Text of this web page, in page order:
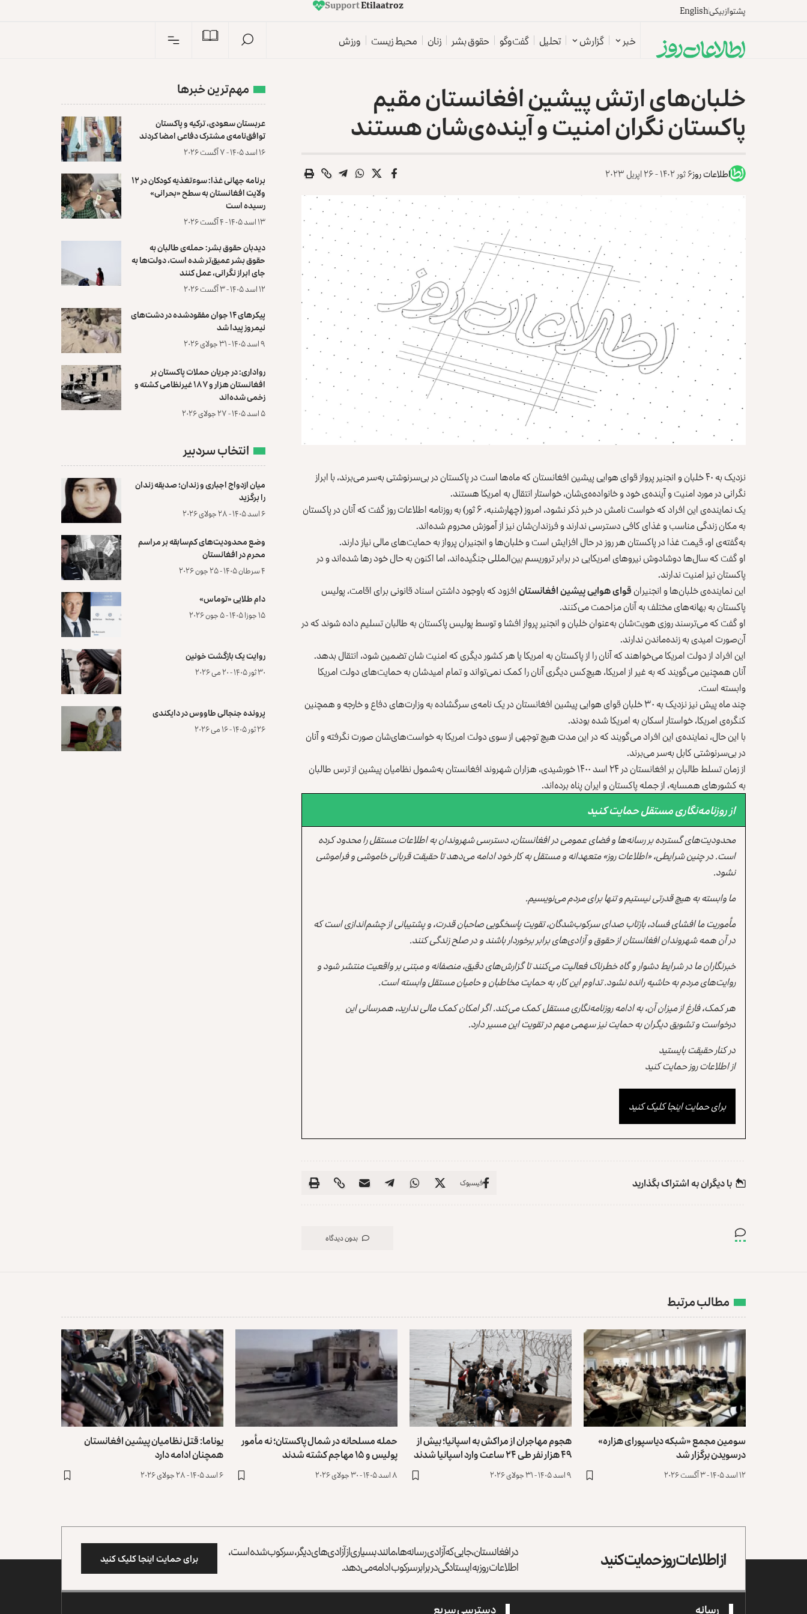
پشتوازبیکیEnglish
z
o
r
t
a
a
l
i
t
E
Support
خبر گزارش تحلیل گفت‌وگو حقوق بشر زنان محیط زیست ورزش
خلبان‌های ارتش پیشین افغانستان مقیم
پاکستان نگران امنیت و آینده‌ی‌شان هستند
اطلاعات روز۶ ثور ۱۴۰۲ - ۲۶ اپریل ۲۰۲۳
نزدیک به ۴۰ خلبان و انجنیر پرواز قوای هوایی پیشین افغانستان که ماه‌ها است در پاکستان در بی‌سرنوشتی به‌سر می‌برند، با ابراز
نگرانی در مورد امنیت و آینده‌ی خود و خانواده‌ه‌ی‌شان، خواستار انتقال به امریکا هستند.
یک نماینده‌ی این افراد که خواست نامش در خبر ذکر نشود، امروز (چهارشنبه، ۶ ثور) به روزنامه اطلاعات روز گفت که آنان در پاکستان
به مکان زندگی مناسب و غذای کافی دسترسی ندارند و فرزندان‌شان نیز از آموزش محروم شده‌اند.
به‌گفته‌ی او، قیمت غذا در پاکستان هر روز در حال افزایش است و خلبان‌ها و انجنیران پرواز به حمایت‌های مالی نیاز دارند.
او گفت که سال‌ها دوشادوش نیروهای امریکایی در برابر تروریسم بین‌المللی جنگیده‌اند، اما اکنون به حال خود رها شده‌اند و در
پاکستان نیز امنیت ندارند.
این نماینده‌ی خلبان‌ها و انجنیرانقوای هوایی پیشین افغانستانافزود که باوجود داشتن اسناد قانونی برای اقامت، پولیس
پاکستان به بهانه‌های مختلف به آنان مزاحمت می‌کنند.
او گفت که می‌ترسند روزی هویت‌شان به‌عنوان خلبان‌ و انجنیر پرواز افشا و توسط پولیس پاکستان به طالبان تسلیم داده شوند که در
آن‌صورت امیدی به زنده‌ماندن ندارند.
این افراد از دولت امریکا می‌خواهند که آنان را از پاکستان به امریکا یا هر کشور دیگری که امنیت شان تضمین شود، انتقال بدهد.
آنان همچنین می‌گویند که به غیر از امریکا، هیچ‌کس دیگری آنان را کمک نمی‌تواند و تمام امیدشان به حمایت‌های دولت امریکا
وابسته است.
چند ماه پیش نیز نزدیک به ۳۰ خلبان قوای هوایی پیشین افغانستان در یک نامه‌ی سرگشاده به وزارت‌های دفاع و خارجه و همچنین
کنگره‌ی امریکا، خواستار اسکان به امریکا شده بودند.
با این حال، نماینده‌ی این افراد می‌گویند که در این مدت هیچ توجهی از سوی دولت امریکا به خواست‌های‌شان صورت نگرفته و آنان
در بی‌سرنوشتی کابل به‌سر می‌برند.
از زمان تسلط طالبان بر افغانستان در ۲۴ اسد ۱۴۰۰ خورشیدی، هزاران شهروند افغانستان به‌شمول نظامیان پیشین از ترس طالبان
به کشورهای همسایه، از جمله پاکستان و ایران پناه برده‌اند.
از روزنامه‌نگاری مستقل حمایت کنید
محدودیت‌های گسترده بر رسانه‌ها و فضای عمومی در افغانستان، دسترسی شهروندان به اطلاعات مستقل را محدود کرده
است. در چنین شرایطی، «اطلاعات روز» متعهدانه و مستقل به کار خود ادامه می‌دهد تا حقیقت قربانی خاموشی و فراموشی
نشود.
ما وابسته به هیچ قدرتی نیستیم و تنها برای مردم می‌نویسیم.
مأموریت ما افشای فساد، بازتاب صدای سرکوب‌شدگان، تقویت پاسخگویی صاحبان قدرت، و پشتیبانی از چشم‌اندازی است که
در آن همه شهروندان افغانستان از حقوق و آزادی‌های برابر برخوردار باشند و در صلح زندگی کنند.
خبرنگاران ما در شرایط دشوار و گاه خطرناک فعالیت می‌کنند تا گزارش‌های دقیق، منصفانه و مبتنی بر واقعیت منتشر شود و
روایت‌های مردم به حاشیه رانده نشود. تداوم این کار، به حمایت مخاطبان و حامیان مستقل وابسته است.
هر کمک، فارغ از میزان آن، به ادامه روزنامه‌نگاری مستقل کمک می‌کند. اگر امکان کمک مالی ندارید، همرسانی این
درخواست و تشویق دیگران به حمایت نیز سهمی مهم در تقویت این مسیر دارد.
در کنار حقیقت بایستید
از اطلاعات روز حمایت کنید
برای حمایت اینجا کلیک کنید
با دیگران به‌‌ اشتراک بگذارید فیسبوک
بدون دیدگاه
مهم‌ترین خبرها
عربستان سعودی، ترکیه و پاکستان
توافق‌نامه‌ی مشترک دفاعی امضا کردند
۱۶ اسد ۱۴۰۵ - ۷ آگست ۲۰۲۶
برنامه جهانی غذا: سوءتغذیه کودکان در ۱۲
ولایت افغانستان به سطح «بحرانی»
رسیده است
۱۳ اسد ۱۴۰۵ - ۴ آگست ۲۰۲۶
دیدبان حقوق بشر: حمله‌ی طالبان به
حقوق بشر عمیق‌تر شده است، دولت‌ها به
جای ابراز نگرانی، عمل کنند
۱۲ اسد ۱۴۰۵ - ۳ آگست ۲۰۲۶
پیکرهای ۱۴ جوان مفقودشده در دشت‌های
نیمروز پیدا شد
۹ اسد ۱۴۰۵ - ۳۱ جولای ۲۰۲۶
رواداری: در جریان حملات پاکستان بر
افغانستان هزار و ۱۸۷ غیرنظامی کشته و
زخمی شده‌اند
۵ اسد ۱۴۰۵ - ۲۷ جولای ۲۰۲۶
انتخاب سردبیر
میان ازدواج اجباری و زندان؛ صدیقه زندان
را برگزید
۶ اسد ۱۴۰۵ - ۲۸ جولای ۲۰۲۶
وضع محدودیت‌های کم‌سابقه بر مراسم
محرم در افغانستان
۴ سرطان ۱۴۰۵ - ۲۵ جون ۲۰۲۶
دام طلایی «توماس»
۱۵ جوزا ۱۴۰۵ - ۵ جون ۲۰۲۶
روایت یک بازگشت خونین
۳۰ ثور ۱۴۰۵ - ۲۰ می ۲۰۲۶
پرونده‌ جنجالی طاووس در دایکندی
۲۶ ثور ۱۴۰۵ - ۱۶ می ۲۰۲۶
مطالب مرتبط
سومین مجمع «شبکه دیاسپورای هزاره»
درسویدن برگزار شد
۱۲ اسد ۱۴۰۵ - ۳ آگست ۲۰۲۶
هجوم مهاجران از مراکش به اسپانیا؛ بیش از
۴۹ هزار نفر طی ۲۴ ساعت وارد اسپانیا شدند
۹ اسد ۱۴۰۵ - ۳۱ جولای ۲۰۲۶
حمله مسلحانه در شمال پاکستان؛ نه مأمور
پولیس و ۱۵ مهاجم کشته شدند
۸ اسد ۱۴۰۵ - ۳۰ جولای ۲۰۲۶
یوناما: قتل نظامیان پیشین افغانستان
همچنان ادامه دارد
۶ اسد ۱۴۰۵ - ۲۸ جولای ۲۰۲۶
از اطلاعات روز حمایت کنید در افغانستان، جایی که آزادی رسانه‌ها، مانند بسیاری از آزادی‌های دیگر، سرکوب شده است،
اطلاعات روز به ایستادگی در برابر سرکوب ادامه می‌دهد. برای حمایت اینجا کلیک کنید
رسانه دسترسی سریع